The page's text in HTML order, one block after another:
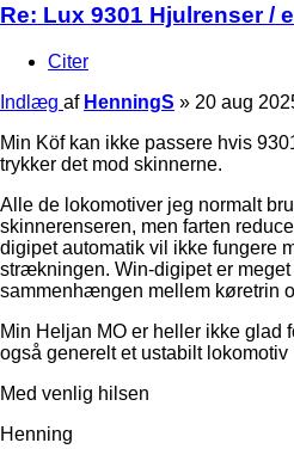
Re: Lux 9301 Hjulrenser /
Citer
Indlæg af HenningS » 20 aug
Min Köf kan ikke passere hvis
trykker det mod skinnerne.
Alle de lokomotiver jeg normalt
skinnerenseren, men farten
digipet automatik vil ikke fungere
strækningen. Win-digipet er
sammenhængen mellem køretrin
Min Heljan MO er heller ikke glad
også generelt et ustabilt lokomotiv
Med venlig hilsen
Henning